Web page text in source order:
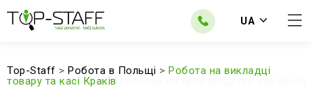
UA
Top-Staff > Робота в Польщі > Робота на викладці
товару та касі Краків